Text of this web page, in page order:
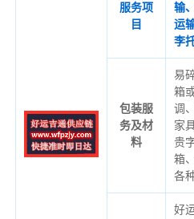
服务项
目
输
运
李
包装服
务及材
料
易
箱
调
家
贵
箱
各
好